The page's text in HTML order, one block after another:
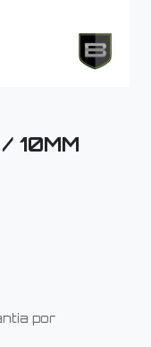
10MM
por